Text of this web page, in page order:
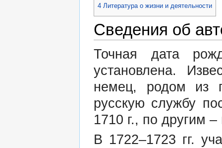
4 Литература о жизни и деятельности
Сведения об
Точная дата
установлена.
немец, родом из
русскую службу
1710 г., по другим –
В 1722–1723 гг.